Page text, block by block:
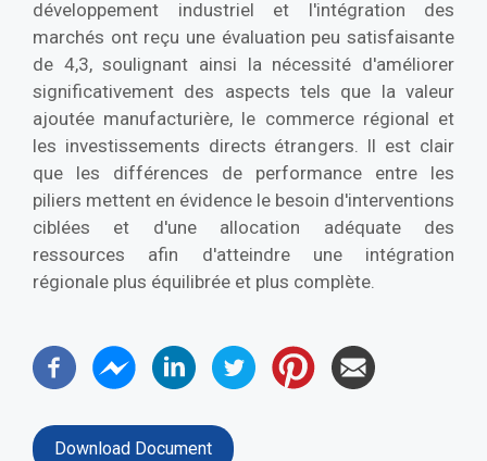
développement industriel et l'intégration des
marchés ont reçu une évaluation peu satisfaisante
de 4,3, soulignant ainsi la nécessité d'améliorer
significativement des aspects tels que la valeur
ajoutée manufacturière, le commerce régional et
les investissements directs étrangers. Il est clair
que les différences de performance entre les
piliers mettent en évidence le besoin d'interventions
ciblées et d'une allocation adéquate des
ressources afin d'atteindre une intégration
régionale plus équilibrée et plus complète.
Download Document